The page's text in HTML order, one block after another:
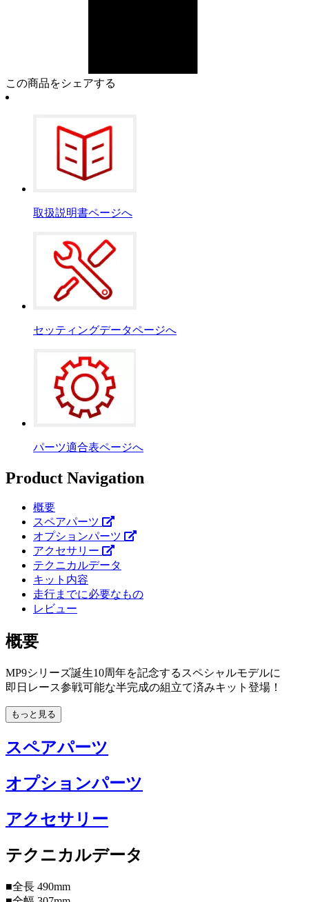
この商品をシェアする
取扱説明書ページへ
セッティングデータページへ
パーツ適合表ページへ
Product Navigation
概要
スペアパーツ
オプションパーツ
アクセサリー
テクニカルデータ
キット内容
走行までに必要なもの
レビュー
概要
MP9シリーズ誕生10周年を記念するスペシャルモデルに
即日レース参戦可能な半完成の組立て済みキット登場！
もっと見る
スペアパーツ
オプションパーツ
アクセサリー
テクニカルデータ
■全長 490mm